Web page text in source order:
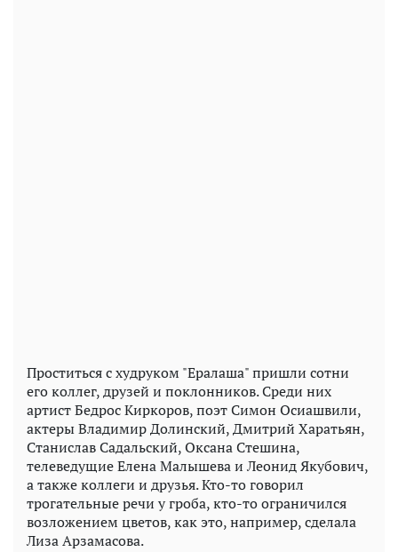
Проститься с худруком "Ералаша" пришли сотни
его коллег, друзей и поклонников. Среди них
артист Бедрос Киркоров, поэт Симон Осиашвили,
актеры Владимир Долинский, Дмитрий Харатьян,
Станислав Садальский, Оксана Стешина,
телеведущие Елена Малышева и Леонид Якубович,
а также коллеги и друзья. Кто-то говорил
трогательные речи у гроба, кто-то ограничился
возложением цветов, как это, например, сделала
Лиза Арзамасова.